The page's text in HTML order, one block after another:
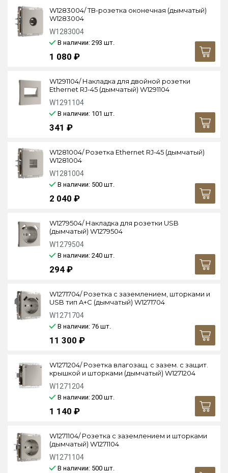
W1283004/ ТВ-розетка оконечная (дымчатый)
W1283004
W1283004
В наличии: 293 шт.
1 080 ₽
W1291104/ Накладка для двойной розетки
Еthernet RJ-45 (дымчатый) W1291104
W1291104
В наличии: 101 шт.
341 ₽
W1281004/ Розетка Ethernet RJ-45 (дымчатый)
W1281004
W1281004
В наличии: 500 шт.
2 040 ₽
W1279504/ Накладка для розетки USB
(дымчатый) W1279504
W1279504
В наличии: 240 шт.
294 ₽
W1271704/ Розетка с заземлением, шторками и
USB тип A+C (дымчатый) W1271704
W1271704
В наличии: 76 шт.
11 300 ₽
W1271204/ Розетка влагозащ. с зазем. с защит.
крышкой и шторками (дымчатый) W1271204
W1271204
В наличии: 200 шт.
1 140 ₽
W1271104/ Розетка с заземлением и шторками
(дымчатый) W1271104
W1271104
В наличии: 500 шт.